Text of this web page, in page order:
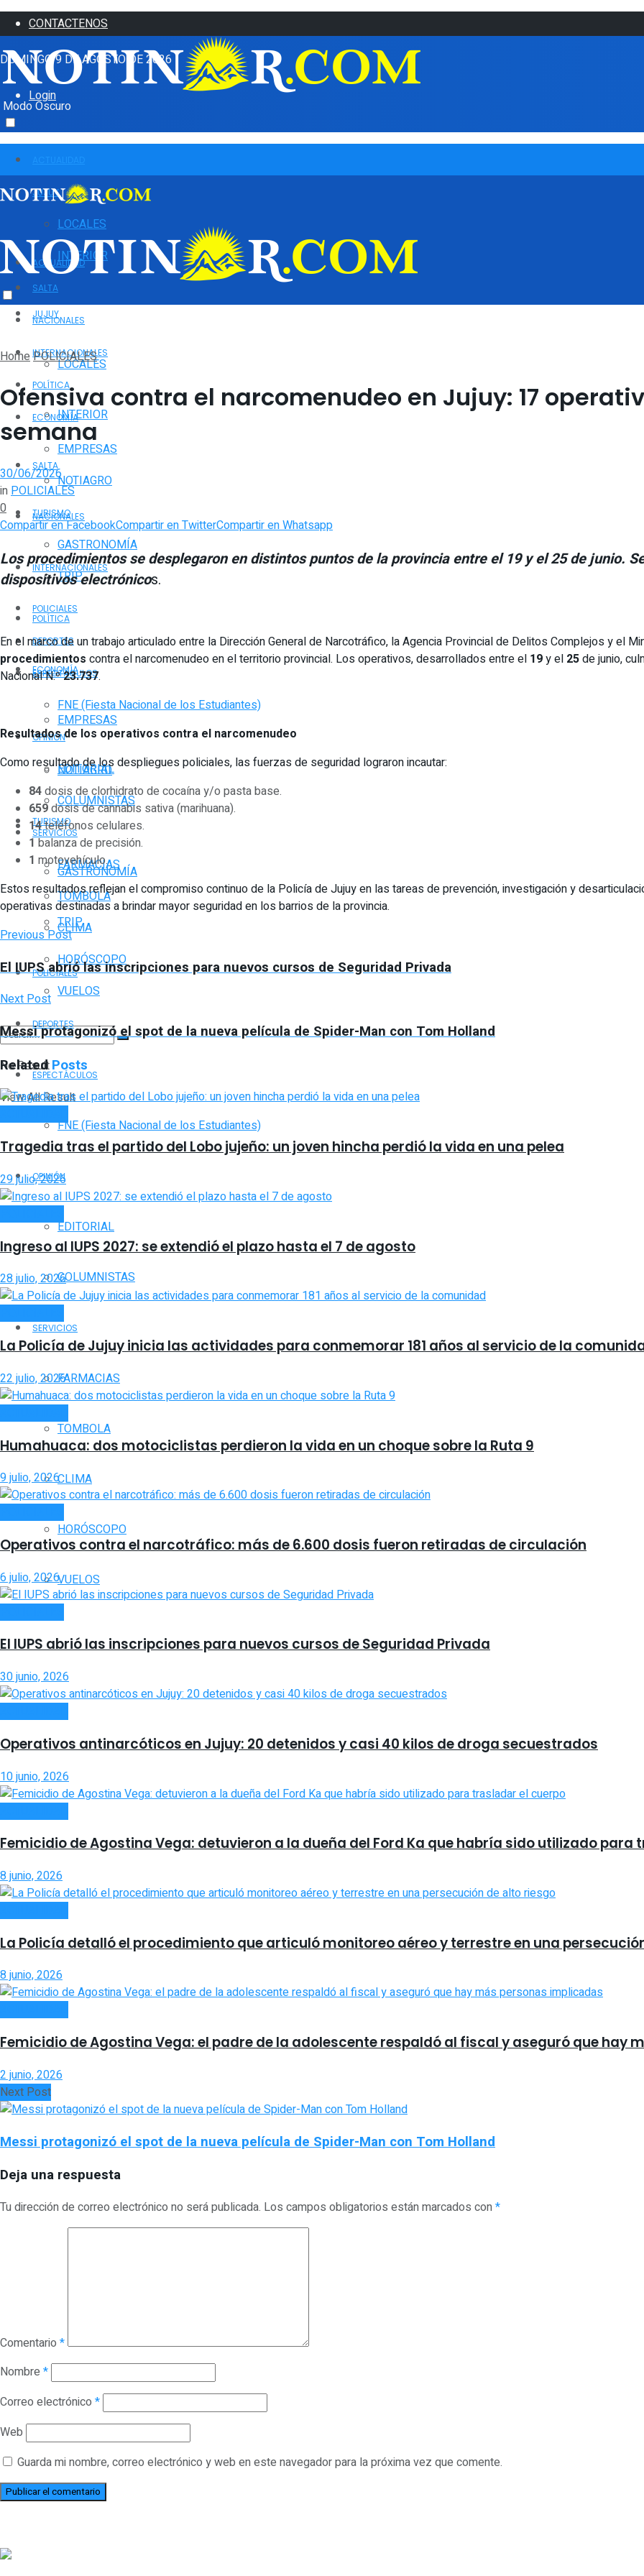
CONTACTENOS
DOMINGO 9 DE AGOSTO DE 2026
Login
Modo Oscuro
JUJUY
LOCALES
INTERIOR
SALTA
NACIONALES
INTERNACIONALES
POLÍTICA
ECONOMÍA
EMPRESAS
NOTIAGRO
TURISMO
GASTRONOMÍA
TRIP
POLICIALES
DEPORTES
ESPECTÁCULOS
FNE (Fiesta Nacional de los Estudiantes)
OPINIÓN
EDITORIAL
COLUMNISTAS
SERVICIOS
FARMACIAS
TOMBOLA
CLIMA
HORÓSCOPO
VUELOS
No Result
View All Result
ACTUALIDAD
JUJUY
LOCALES
INTERIOR
SALTA
NACIONALES
INTERNACIONALES
POLÍTICA
ECONOMÍA
EMPRESAS
NOTIAGRO
TURISMO
GASTRONOMÍA
TRIP
POLICIALES
DEPORTES
ESPECTÁCULOS
FNE (Fiesta Nacional de los Estudiantes)
OPINIÓN
EDITORIAL
COLUMNISTAS
SERVICIOS
FARMACIAS
TOMBOLA
CLIMA
HORÓSCOPO
VUELOS
HomePOLICIALES
Ofensiva contra el narcomenudeo en Jujuy: 17
semana
30/06/2026
inPOLICIALES
0
Compartir en FacebookCompartir en TwitterCompartir en Whatsapp
Los procedimientos se desplegaron en distintos puntos de la provincia entre el 19 y el 25 de junio.
dispositivos electrónicos.
En el marco de un trabajo articulado entre la Dirección General de Narcotráfico, la Agencia Provincial de Delitos Complejos y el
procedimientos contra el narcomenudeo en el territorio provincial. Los operativos, desarrollados entre el 19y el 25de junio,
Nacional N.º23.737.
Resultados de los operativos contra el narcomenudeo
Como resultado de los despliegues policiales, las fuerzas de seguridad lograron incautar:
84dosis de clorhidrato de cocaína y/o pasta base.
659dosis de cannabis sativa (marihuana).
14teléfonos celulares.
1balanza de precisión.
1 motovehículo.
Estos resultados reflejan el compromiso continuo de la Policía de Jujuy en las tareas de prevención, investigación y
operativas destinadas a brindar mayor seguridad en los barrios de la provincia.
Previous Post
El IUPS abrió las inscripciones para nuevos cursos de Seguridad Privada
Next Post
Messi protagonizó el spot de la nueva película de Spider-Man con Tom Holland
RelatedPosts
Tragedia tras el partido del Lobo jujeño: un joven hincha perdió la vida en una pelea
29 julio, 2026
Ingreso al IUPS 2027: se extendió el plazo hasta el 7 de agosto
28 julio, 2026
La Policía de Jujuy inicia las actividades para conmemorar 181 años al servicio de la
22 julio, 2026
Humahuaca: dos motociclistas perdieron la vida en un choque sobre la Ruta 9
9 julio, 2026
Operativos contra el narcotráfico: más de 6.600 dosis fueron retiradas de circulación
6 julio, 2026
El IUPS abrió las inscripciones para nuevos cursos de Seguridad Privada
30 junio, 2026
Operativos antinarcóticos en Jujuy: 20 detenidos y casi 40 kilos de droga secuestrados
10 junio, 2026
Femicidio de Agostina Vega: detuvieron a la dueña del Ford Ka que habría sido utilizado para
8 junio, 2026
La Policía detalló el procedimiento que articuló monitoreo aéreo y terrestre en una
8 junio, 2026
Femicidio de Agostina Vega: el padre de la adolescente respaldó al fiscal y aseguró que hay
2 junio, 2026
Next Post
Messi protagonizó el spot de la nueva película de Spider-Man con Tom Holland
Deja una respuesta
Tu dirección de correo electrónico no será publicada. Los campos obligatorios están marcados con*
Comentario *
Nombre *
Correo electrónico *
Web
Guarda mi nombre, correo electrónico y web en este navegador para la próxima vez que comente.